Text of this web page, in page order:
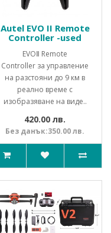
Autel EVO II Remote
Controller -used
EVOⅡ Remote
Controller за управление
на разстояни до 9 км в
реално време с
изобразяване на виде..
420.00 лв.
Без данък:350.00 лв.